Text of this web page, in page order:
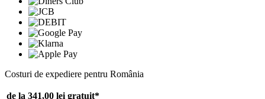
Costuri de expediere pentru România
de la 341,00 lei gratuit*